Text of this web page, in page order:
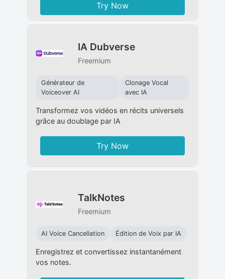
Try Now
IA Dubverse
Freemium
Générateur de
Voiceover AI
Clonage Vocal
avec IA
Transformez vos vidéos en récits universels
grâce au doublage par IA
Try Now
TalkNotes
Freemium
AI Voice Cancellation Édition de Voix par IA
Enregistrez et convertissez instantanément
vos notes.